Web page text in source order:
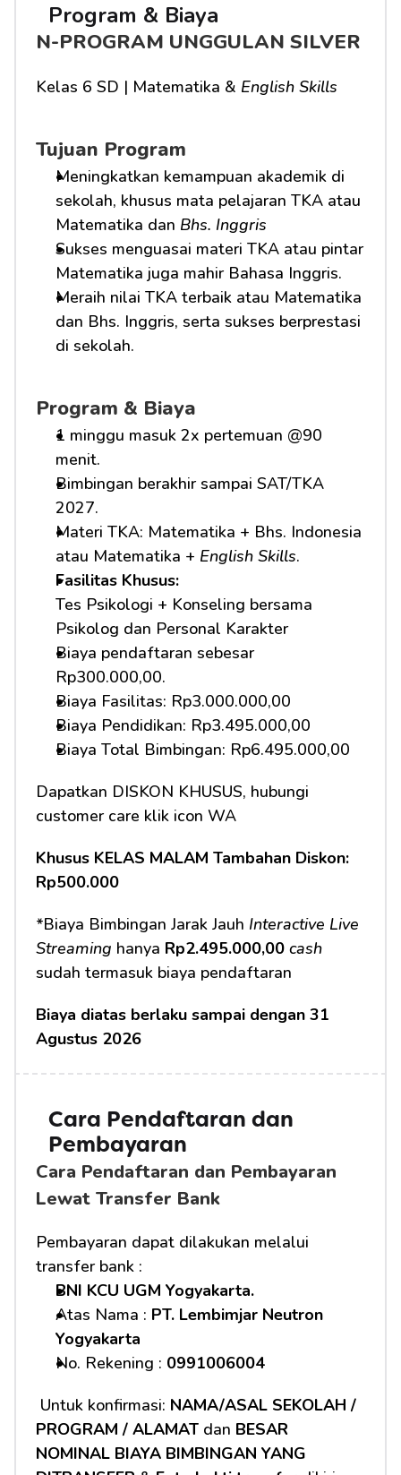
Program & Biaya
N-PROGRAM UNGGULAN SILVER
Kelas 6 SD | Matematika & English Skills
Tujuan Program
Meningkatkan kemampuan akademik di
sekolah, khusus mata pelajaran TKA atau
Matematika dan Bhs. Inggris
Sukses menguasai materi TKA atau pintar
Matematika juga mahir Bahasa Inggris.
Meraih nilai TKA terbaik atau Matematika
dan Bhs. Inggris, serta sukses berprestasi
di sekolah.
Program & Biaya
1 minggu masuk 2x pertemuan @90
menit.
Bimbingan berakhir sampai SAT/TKA
2027.
Materi TKA: Matematika + Bhs. Indonesia
atau Matematika + English Skills.
Fasilitas Khusus:
Tes Psikologi + Konseling bersama
Psikolog dan Personal Karakter
Biaya pendaftaran sebesar
Rp300.000,00.
Biaya Fasilitas: Rp3.000.000,00
Biaya Pendidikan: Rp3.495.000,00
Biaya Total Bimbingan: Rp6.495.000,00
Dapatkan DISKON KHUSUS, hubungi
customer care klik icon WA
Khusus KELAS MALAM Tambahan Diskon:
Rp500.000
*Biaya Bimbingan Jarak Jauh Interactive Live
Streaming hanya Rp2.495.000,00 cash
sudah termasuk biaya pendaftaran
Biaya diatas berlaku sampai dengan 31
Agustus 2026
Cara Pendaftaran dan
Pembayaran
Cara Pendaftaran dan Pembayaran
Lewat Transfer Bank
Pembayaran dapat dilakukan melalui
transfer bank :
BNI KCU UGM Yogyakarta.
Atas Nama : PT. Lembimjar Neutron
Yogyakarta
No. Rekening : 0991006004
Untuk konfirmasi: NAMA/ASAL SEKOLAH /
PROGRAM / ALAMAT dan BESAR
NOMINAL BIAYA BIMBINGAN YANG